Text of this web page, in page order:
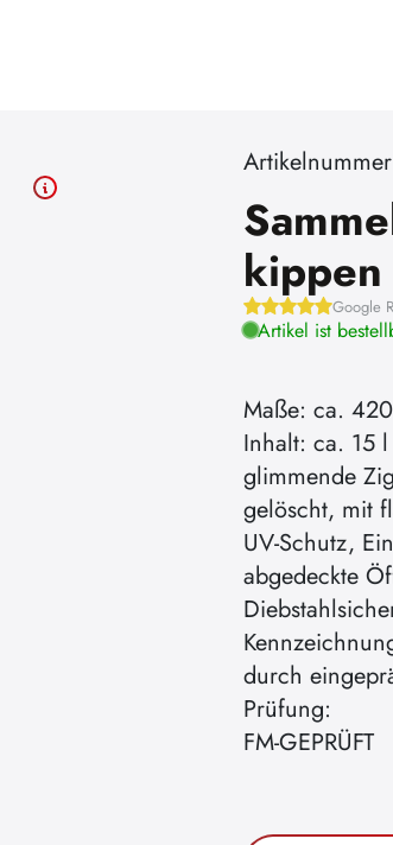
kippen
Google
Artikel ist
Maße: ca.
Inhalt: ca. 15 l
glimmende
gelöscht, mit
UV-Schutz,
abgedeckte
durch
Prüfung:
FM-GEPRÜFT